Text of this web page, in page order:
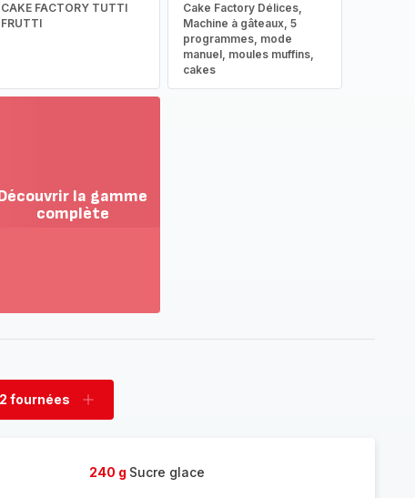
CAKE FACTORY TUTTI
FRUTTI
Cake Factory Délices,
Machine à gâteaux, 5
programmes, mode
manuel, moules muffins,
cakes
la gamme
complète
2 fournées
Ajouter
240 g Sucre glace